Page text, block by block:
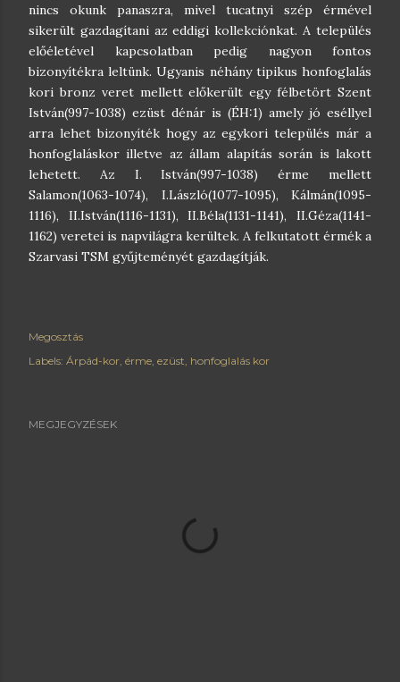
nincs okunk panaszra, mivel tucatnyi szép érmével
sikerült gazdagítani az eddigi kollekciónkat. A település
előéletével kapcsolatban pedig nagyon fontos
bizonyítékra leltünk. Ugyanis néhány tipikus honfoglalás
kori bronz veret mellett előkerült egy félbetört Szent
István(997-1038) ezüst dénár is (ÉH:1) amely jó eséllyel
arra lehet bizonyíték hogy az egykori település már a
honfoglaláskor illetve az állam alapítás során is lakott
lehetett. Az I. István(997-1038) érme mellett
Salamon(1063-1074), I.László(1077-1095), Kálmán(1095-
1116), II.István(1116-1131), II.Béla(1131-1141), II.Géza(1141-
1162) veretei is napvilágra kerültek. A felkutatott érmék a
Szarvasi TSM gyűjteményét gazdagítják.
Megosztás
Labels: Árpád-kor érme ezüst honfoglalás kor
MEGJEGYZÉSEK